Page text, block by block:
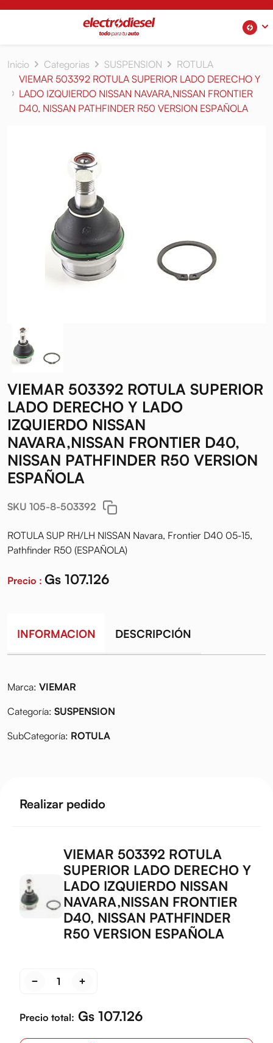
Inicio Categorias SUSPENSION
ROTULA
VIEMAR 503392 ROTULA SUPERIOR LADO DERECHO Y
LADO IZQUIERDO NISSAN NAVARA,NISSAN FRONTIER
D40, NISSAN PATHFINDER R50 VERSION ESPAÑOLA
VIEMAR 503392 ROTULA SUPERIOR
LADO DERECHO Y LADO
IZQUIERDO NISSAN
NAVARA,NISSAN FRONTIER D40,
NISSAN PATHFINDER R50 VERSION
ESPAÑOLA
SKU 105-8-503392
ROTULA SUP RH/LH NISSAN Navara, Frontier D40 05-15,
Pathfinder R50 (ESPAÑOLA)
Precio : Gs 107.126
INFORMACION DESCRIPCIÓN
Marca: VIEMAR
Categoría: SUSPENSION
SubCategoría: ROTULA
Realizar pedido
VIEMAR 503392 ROTULA
SUPERIOR LADO DERECHO Y
LADO IZQUIERDO NISSAN
NAVARA,NISSAN FRONTIER
D40, NISSAN PATHFINDER
R50 VERSION ESPAÑOLA
Precio total: Gs 107.126